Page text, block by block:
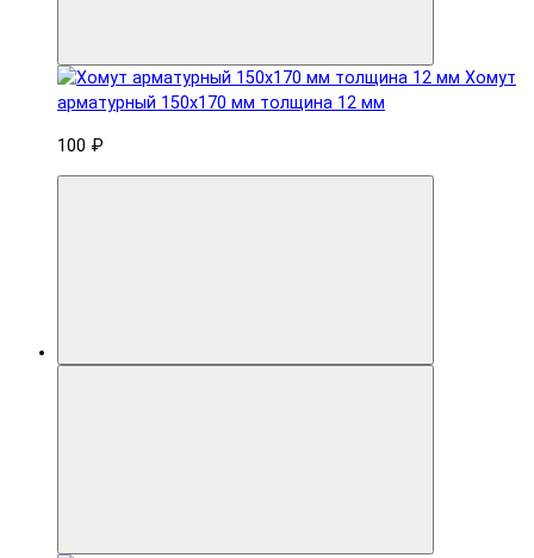
Хомут
арматурный 150x170 мм толщина 12 мм
100 ₽